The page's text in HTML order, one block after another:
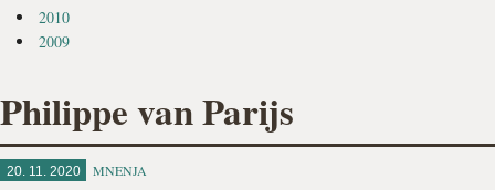
2010
2009
Philippe van Parijs
20. 11. 2020 MNENJA